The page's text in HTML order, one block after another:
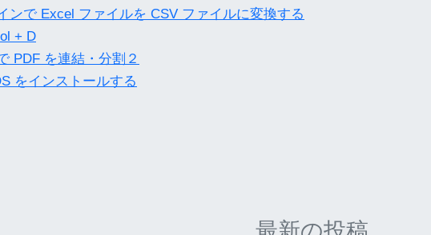
ンで Excel ファイルを CSV ファイルに変換する
+ D
PDF を連結・分割２
をインストールする